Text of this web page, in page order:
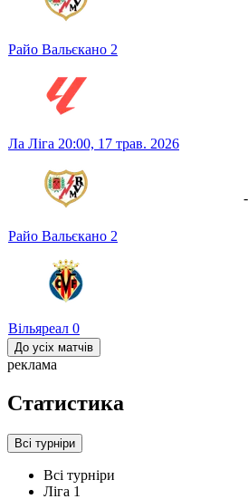
Райо Вальєкано 2
Ла Ліга 20:00, 17 трав. 2026
Райо Вальєкано 2
Вільяреал 0
-
До усіх матчів
реклама
Статистика
Всі турніри
Всі турніри
Ліга 1